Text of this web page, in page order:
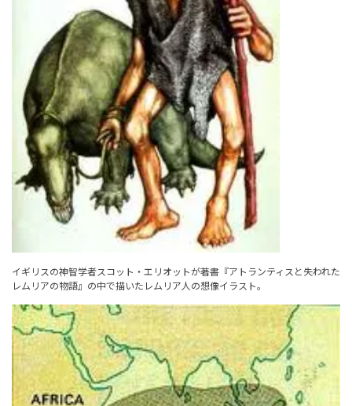
イギリスの神智学者スコット・エリオットが著書『アトランティスと失われた
レムリアの物語』の中で描いたレムリア人の想像イラスト。